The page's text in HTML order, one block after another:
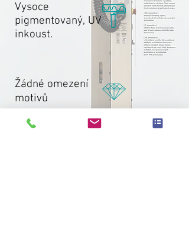
Vysoce
pigmentovaný, UV
inkoust.
Žádné omezení
motivů